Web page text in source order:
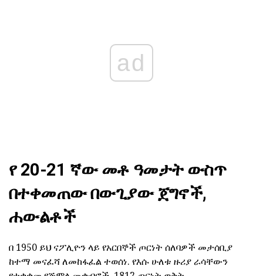
ad
የ 20-21 ኛው መቶ ዓመታት ውስጥ
በተቀመጠው በውጊያው ጀግኖች,
ሐውልቶች
በ 1950 ይህ ናፖሊዮን ላይ የአርበኞች ጦርነት ሰለባዎች መታሰቢያ
ከተማ መናፈሻ ለመከፋፈል ተወሰነ. የእሱ ሁለቱ ዙሪያ ራሳቸውን